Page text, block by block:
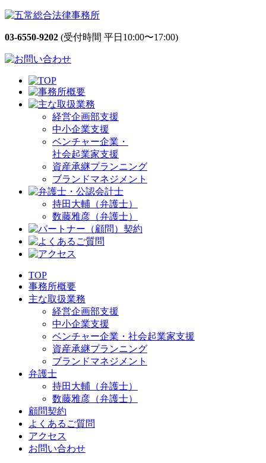
03-6550-9202 (受付時間 平日10:00〜17:00)
経営企画部支援
中小企業支援
ベンチャー企業・
社会起業家支援
資産承継プランニング
ブランドマネジメント
持田大輔（弁護士）
数藤雅彦（弁護士）
TOP
事務所概要
主な取扱業務
経営企画部支援
中小企業支援
ベンチャー企業・社会起業家支援
資産承継プランニング
ブランドマネジメント
弁護士
持田大輔（弁護士）
数藤雅彦（弁護士）
顧問契約
よくあるご質問
アクセス
お問い合わせ